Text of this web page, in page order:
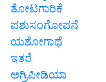
ತೋಟಗಾರಿಕೆ
ಪಶುಸಂಗೋಪನೆ
ಯಶೋಗಾಥೆ
ಇತರೆ
ಅಗ್ರಿಪೀಡಿಯಾ